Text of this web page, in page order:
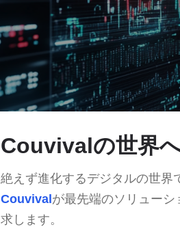
Couvivalの世界
絶えず進化するデジタルの世界
Couvivalが最先端のソリュー
求します。